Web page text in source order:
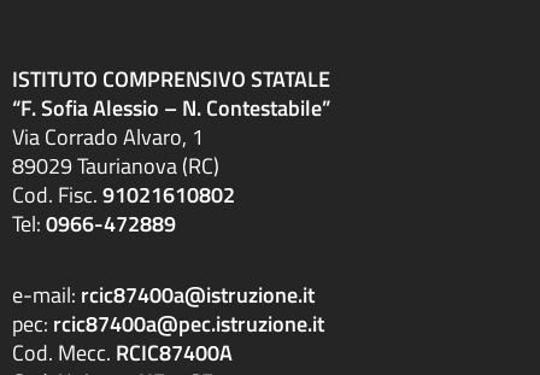
Contrattazione collettiva
Contrattazione integrativa
Cookie Policy (UE)
Corsi
D.S.G.A.
Dirigente Scolastico
Docenti
Dotazione organica
FAQ e VideoTutorial Registro Elettronico CLASSEVIVA
ISTITUTO COMPRENSIVO STATALE
“F. Sofia Alessio – N. Contestabile”
Via Corrado Alvaro, 1
89029 Taurianova (RC)
Cod. Fisc.91021610802
Tel:0966-472889
e-mail: rcic87400a@istruzione.it
pec: rcic87400a@pec.istruzione.it
Cod. Mecc. RCIC87400A